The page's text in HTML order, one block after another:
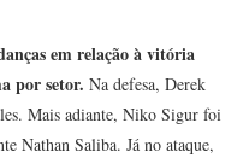
em relação à vitória
por setor.Na defesa, Derek
Mais adiante, Niko Sigur foi
Nathan Saliba. Já no ataque,